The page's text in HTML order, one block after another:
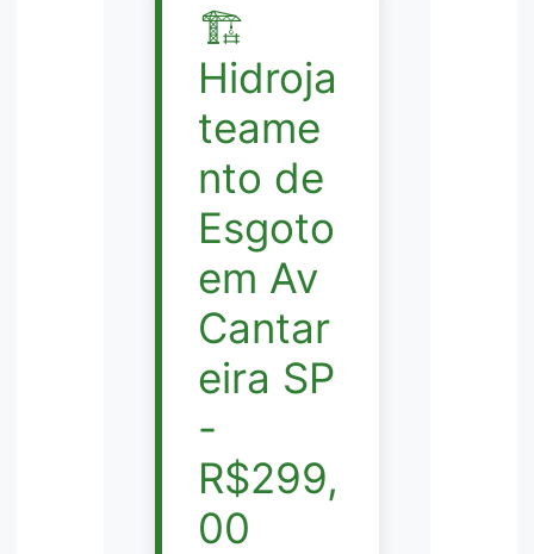
🏗️
Hidroja
teame
nto de
Esgoto
em Av
Cantar
eira SP
-
R$299,
00